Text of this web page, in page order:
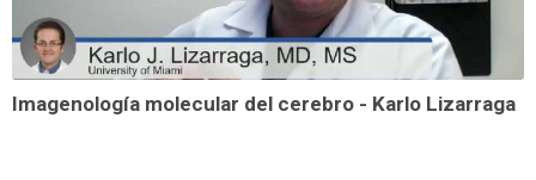
Imagenología molecular del cerebro - Karlo Lizarraga